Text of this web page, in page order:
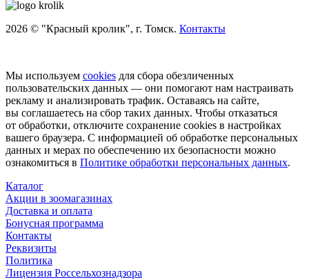
2026 © "Красный кролик", г. Томск. Контакты
Мы используем cookies для сбора обезличенных
пользовательских данных — они помогают нам настраивать
рекламу и анализировать трафик. Оставаясь на сайте,
вы соглашаетесь на сбор таких данных. Чтобы отказаться
от обработки, отключите сохранение cookies в настройках
вашего браузера. С информацией об обработке персональных
данных и мерах по обеспечению их безопасности можно
ознакомиться в Политике обработки персональных данных.
Каталог
Акции в зоомагазинах
Доставка и оплата
Бонусная программа
Контакты
Реквизиты
Политика
Лицензия Россельхознадзора